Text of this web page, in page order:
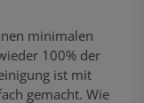
minimalen
100% der
ist mit
gemacht. Wie